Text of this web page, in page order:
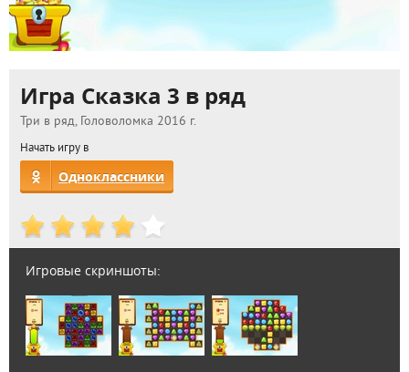
Игра Сказка 3 в ряд
Три в ряд, Головоломка 2016 г.
Начать игру в
Одноклассники
Игровые скриншоты: